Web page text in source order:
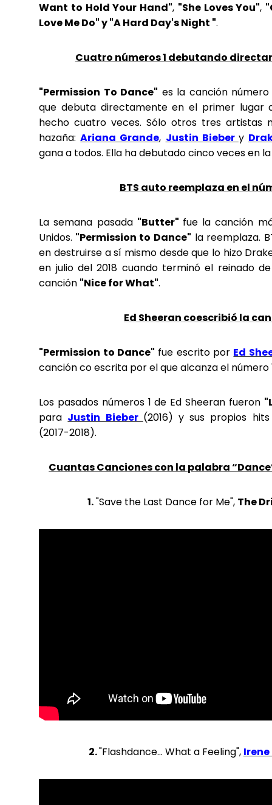
Want to Hold Your Hand", "She Loves You",
Love Me Do" y "A Hard Day's Night ".
Cuatro números 1 debutando
"Permission To Dance" es la canción
que debuta directamente en el primer lugar
hecho cuatro veces. Sólo otros tres artistas
hazaña:Ariana Grande, Justin Bieber y
gana a todos. Ella ha debutado cinco veces en
BTS auto reemplaza en el
La semana pasada "Butter" fue la canción
Unidos. "Permission to Dance" la reemplaza.
en destruirse a sí mismo desde que lo hizo
en julio del 2018 cuando terminó el reinado
canción "Nice for What".
Ed Sheeran coescribió la
"Permission to Dance" fue escrito por Ed
canción co escrita por el que alcanza el número
Los pasados números 1 de Ed Sheeran fueron
para Justin Bieber (2016) y sus propios
(2017-2018).
Cuantas Canciones con la palabra
1."Save the Last Dance for Me", The
2."Flashdance... What a Feeling",